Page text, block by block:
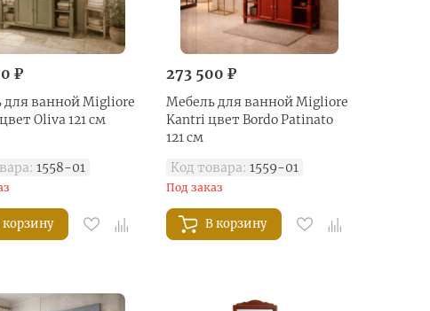
₽
для ванной Migliore
Oliva 121 см
1558-01
корзину
273 500 ₽
Мебель для ванной Migliore
Kantri цвет Bordo Patinato
121 см
Код товара: 1559-01
Под заказ
В корзину